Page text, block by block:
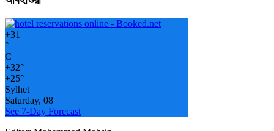
+31
°
C
+32°
+25°
Sylhet
Saturday, 08
See 7-Day Forecast